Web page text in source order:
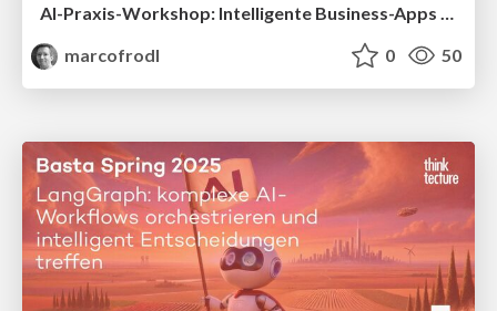
AI-Praxis-Workshop: Intelligente Business-Apps mit Angular, LangGraph und RAG
marcofrodl
0 50